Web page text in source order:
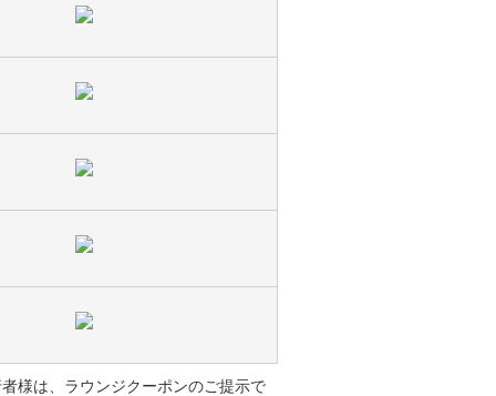
様は、ラウンジクーポンのご提示で